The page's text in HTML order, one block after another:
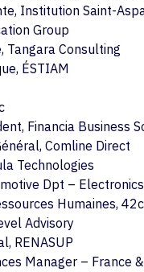
Institution Saint-
Group
Tangara Consulting
ÉSTIAM
Financia Business
Comline Direct
Technologies
Dpt –
Humaines, 42c
Advisory
RENASUP
Manager – France